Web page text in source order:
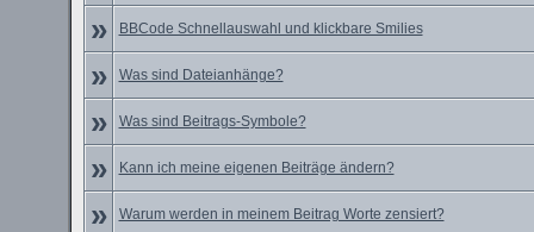
» BBCode Schnellauswahl und klickbare Smilies
» Was sind Dateianhänge?
» Was sind Beitrags-Symbole?
» Kann ich meine eigenen Beiträge ändern?
» Warum werden in meinem Beitrag Worte zensiert?